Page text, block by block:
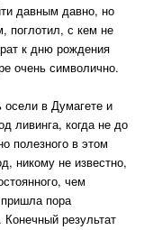
давным давно, но
поглотил, с кем не
к дню рождения
очень символично.
в Думагете и
ливинга, когда не до
полезного в этом
никому не известно,
чем
пора
Конечный результат